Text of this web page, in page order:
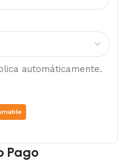
automáticamente.
Pago